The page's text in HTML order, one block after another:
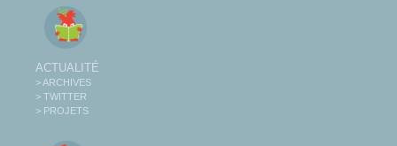
ACTUALITÉ
> ARCHIVES
> TWITTER
> PROJETS